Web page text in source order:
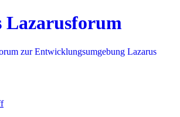
Lazarusforum
zur Entwicklungsumgebung Lazarus